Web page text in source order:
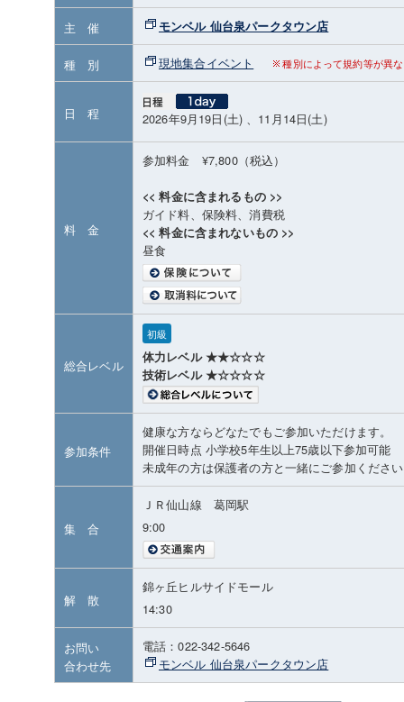
主 催 モンベル 仙台泉パークタウン店
種 別 現地集合イベント 種別によって規約等が異
日 程 2026年9月19日(土) 、11月14日(土)
料 金
参加料金 ¥7,800（税込）
<< 料金に含まれるもの >>
ガイド料、保険料、消費税
<< 料金に含まれないもの >>
昼食
総合レベル
初級
体力レベル ★★☆☆☆
技術レベル ★☆☆☆☆
参加条件
健康な方ならどなたでもご参加いただけます。
開催日時点 小学校5年生以上75歳以下参加可能
未成年の方は保護者の方と一緒にご参加くださ
集 合
ＪＲ仙山線 葛岡駅
9:00
解 散
錦ヶ丘ヒルサイドモール
14:30
お問い
合わせ先
電話：022-342-5646
モンベル 仙台泉パークタウン店